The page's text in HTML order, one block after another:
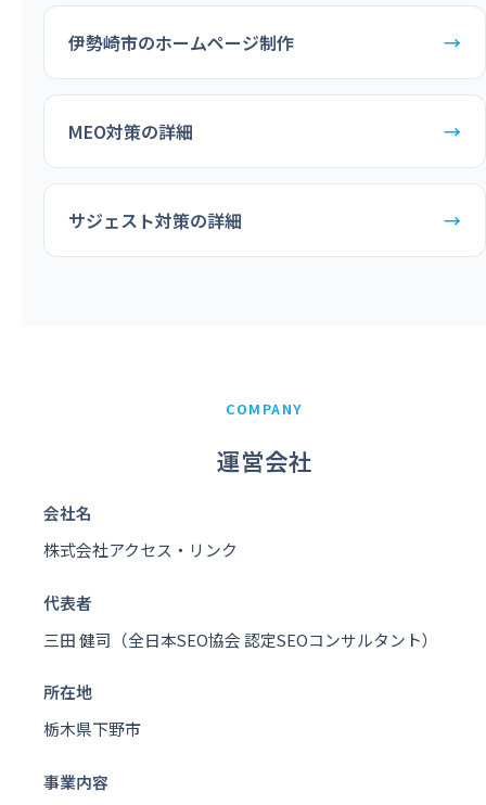
伊勢崎市のホームページ制作 →
MEO対策の詳細 →
サジェスト対策の詳細 →
COMPANY
運営会社
会社名
株式会社アクセス・リンク
代表者
三田 健司（全日本SEO協会 認定SEOコンサルタント）
所在地
栃木県下野市
事業内容